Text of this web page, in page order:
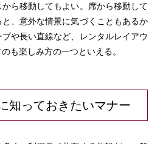
ら移動してもよい。席から移動して
、意外な情景に気づくこともあるか
や長い直線など、レンタルレイアウ
も楽しみ方の一つといえる。
知っておきたいマナー